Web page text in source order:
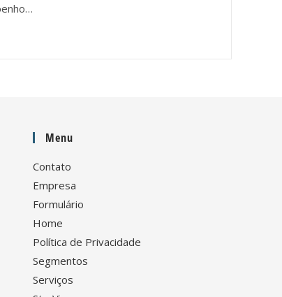
Menu
Contato
Empresa
Formulário
Home
Política de Privacidade
Segmentos
Serviços